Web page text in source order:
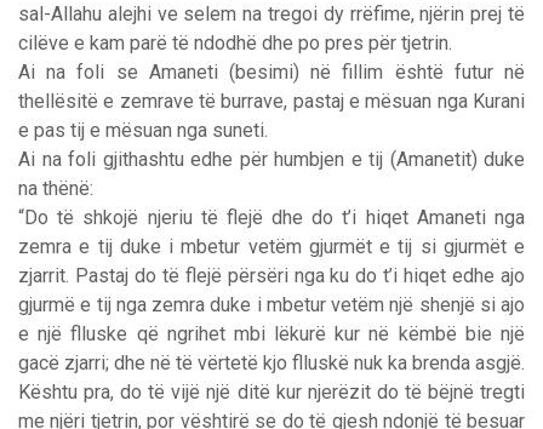
sal-Allahu alejhi ve selem na tregoi dy rrëfime, njërin prej të
cilëve e kam parë të ndodhë dhe po pres për tjetrin.
Ai na foli se Amaneti (besimi) në fillim është futur në
thellësitë e zemrave të burrave, pastaj e mësuan nga Kurani
e pas tij e mësuan nga suneti.
Ai na foli gjithashtu edhe për humbjen e tij (Amanetit) duke
na thënë:
“Do të shkojë njeriu të flejë dhe do t’i hiqet Amaneti nga
zemra e tij duke i mbetur vetëm gjurmët e tij si gjurmët e
zjarrit. Pastaj do të flejë përsëri nga ku do t’i hiqet edhe ajo
gjurmë e tij nga zemra duke i mbetur vetëm një shenjë si ajo
e një flluske që ngrihet mbi lëkurë kur në këmbë bie një
gacë zjarri; dhe në të vërtetë kjo flluskë nuk ka brenda asgjë.
Kështu pra, do të vijë një ditë kur njerëzit do të bëjnë tregti
me njëri tjetrin, por vështirë se do të gjesh ndonjë të besuar